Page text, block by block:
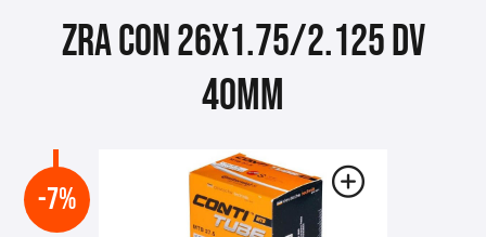
ZRA CON 26x1.75/2.125 DV
40MM
-7%